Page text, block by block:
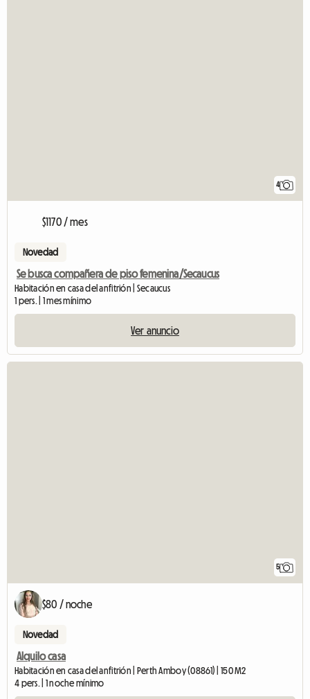
4
$1170 / mes
Novedad
Se busca compañera de piso femenina/Secaucus
Habitación en casa del anfitrión | Secaucus
1 pers. | 1 mes mínimo
Ver anuncio
5
$80 / noche
Novedad
Alquilo casa
Habitación en casa del anfitrión | Perth Amboy (08861) | 150 M2
4 pers. | 1 noche mínimo